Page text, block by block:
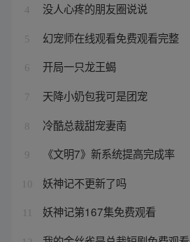
4 没人心疼的朋友圈说说
5 幻宠师在线观看免费观看完整
6 开局一只龙王蝎
7 天降小奶包我可是团宠
8 冷酷总裁甜宠妻南
9 《文明7》新系统提高完成率
10 妖神记不更新了吗
妖神记第167集免费观看